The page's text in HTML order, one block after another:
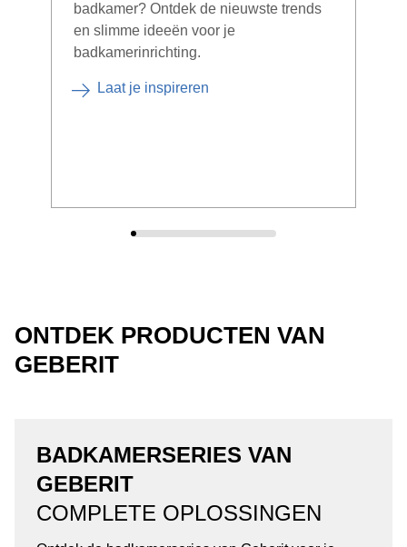
badkamer? Ontdek de nieuwste trends
en slimme ideeën voor je
badkamerinrichting.
Laat je inspireren
ONTDEK PRODUCTEN VAN
GEBERIT
BADKAMERSERIES VAN
GEBERIT
COMPLETE OPLOSSINGEN